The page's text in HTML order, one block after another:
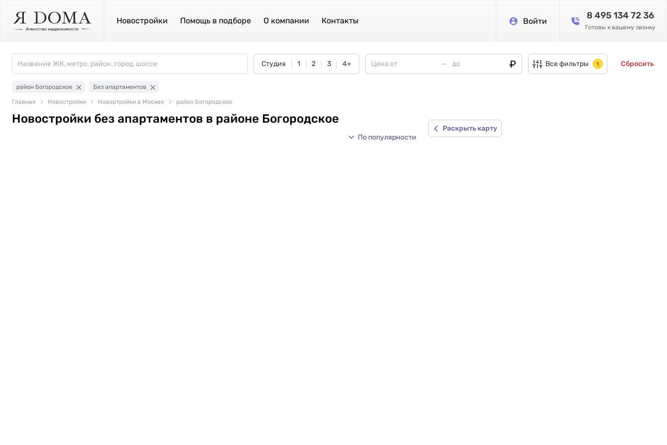
Новостройки Помощь в подборе О компании Контакты Войти
8 495 134 72 36
Готовы к вашему звонку
Студия 1 2 3 4+ Все фильтры 1 Сбросить
район Богородское Без апартаментов
Главная Новостройки Новостройки в Москве район Богородское
Раскрыть карту
Новостройки без апартаментов в районе Богородское
По популярности